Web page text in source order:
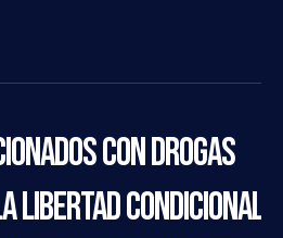
con drogas
libertad condicional